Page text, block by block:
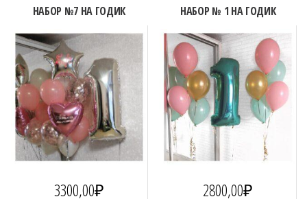
НАБОР №7 НА ГОДИК
3300,00₽
НАБОР № 1 НА ГОДИК
2800,00₽